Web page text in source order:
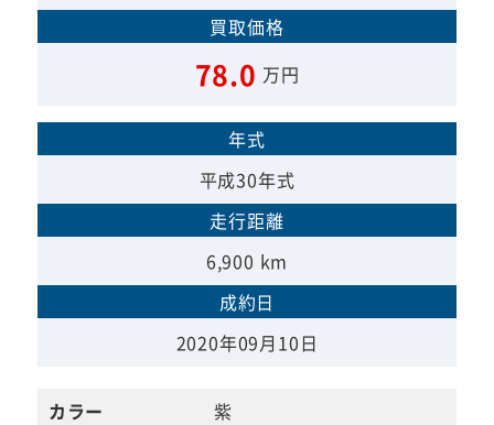
買取価格
78.0 万円
年式
平成30年式
走行距離
6,900 km
成約日
2020年09月10日
カラー
紫